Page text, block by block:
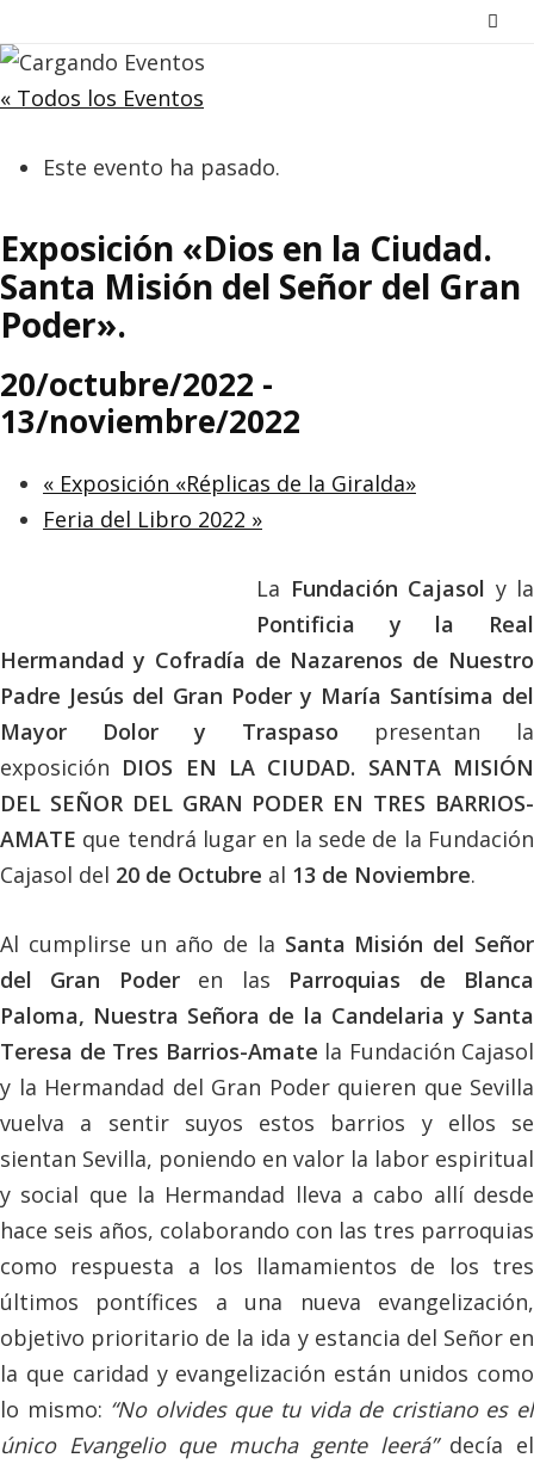
al
contenido
« Todos los Eventos
Este evento ha pasado.
Exposición «Dios en la Ciudad.
Santa Misión del Señor del Gran
Poder».
20/octubre/2022 -
13/noviembre/2022
« Exposición «Réplicas de la Giralda»
Feria del Libro 2022 »
La Fundación Cajasol y la
Pontificia y la Real
Hermandad y Cofradía de Nazarenos de Nuestro
Padre Jesús del Gran Poder y María Santísima del
Mayor Dolor y Traspaso presentan la
exposición DIOS EN LA CIUDAD. SANTA MISIÓN
DEL SEÑOR DEL GRAN PODER EN TRES BARRIOS-
AMATE que tendrá lugar en la sede de la Fundación
Cajasol del 20 de Octubre al 13 de Noviembre.
Al cumplirse un año de la Santa Misión del Señor
del Gran Poderen las Parroquias de Blanca
Paloma, Nuestra Señora de la Candelaria y Santa
Teresa de Tres Barrios-Amate la Fundación Cajasol
y la Hermandad del Gran Poder quieren que Sevilla
vuelva a sentir suyos estos barrios y ellos se
sientan Sevilla, poniendo en valor la labor espiritual
y social que la Hermandad lleva a cabo allí desde
hace seis años, colaborando con las tres parroquias
como respuesta a los llamamientos de los tres
últimos pontífices a una nueva evangelización,
objetivo prioritario de la ida y estancia del Señor en
la que caridad y evangelización están unidos como
lo mismo: “No olvides que tu vida de cristiano es el
único Evangelio que mucha gente leerá”decía el